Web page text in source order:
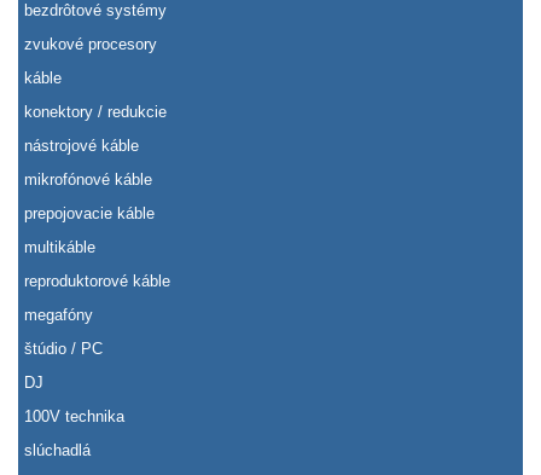
bezdrôtové systémy
zvukové procesory
káble
konektory / redukcie
nástrojové káble
mikrofónové káble
prepojovacie káble
multikáble
reproduktorové káble
megafóny
štúdio / PC
DJ
100V technika
slúchadlá